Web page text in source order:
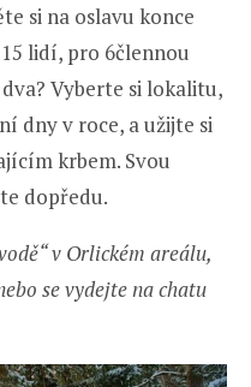
si na oslavu konce
lidí, pro 6člennou
Vyberte si lokalitu,
dny v roce, a užijte si
krbem. Svou
dopředu.
v Orlickém areálu,
se vydejte na chatu